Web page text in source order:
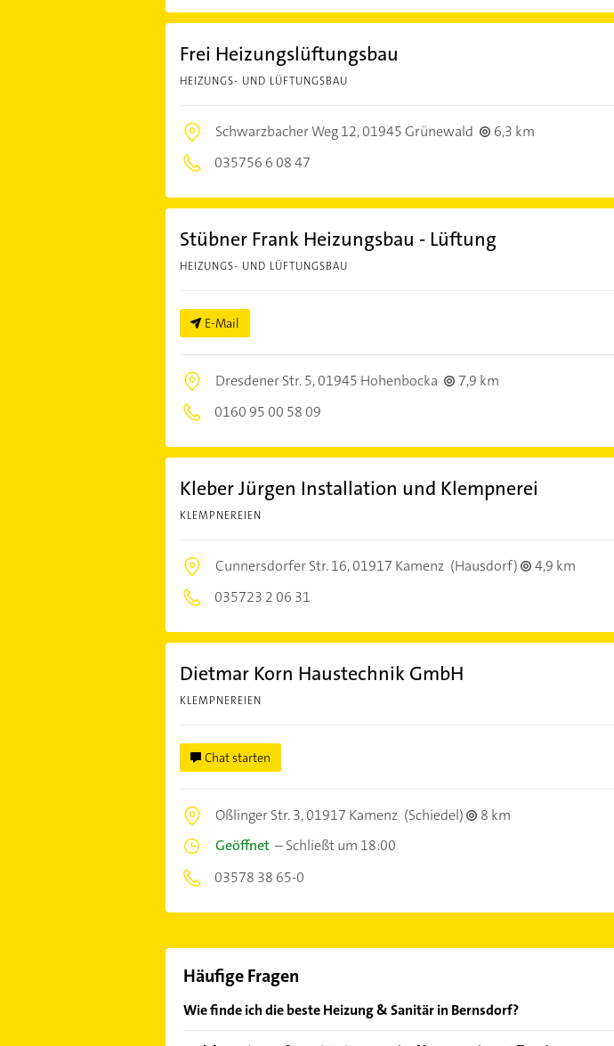
Frei Heizungslüftungsbau
HEIZUNGS- UND LÜFTUNGSBAU
Schwarzbacher Weg 12,01945 Grünewald
6,3 km
035756 6 08 47
Stübner Frank Heizungsbau - Lüftung
HEIZUNGS- UND LÜFTUNGSBAU
E-Mail
Dresdener Str. 5,01945 Hohenbocka
7,9 km
0160 95 00 58 09
Kleber Jürgen Installation und Klempnerei
KLEMPNEREIEN
Cunnersdorfer Str. 16,01917 Kamenz (Hausdorf)
4,9 km
035723 2 06 31
Dietmar Korn Haustechnik GmbH
KLEMPNEREIEN
Chat starten
Oßlinger Str. 3,01917 Kamenz (Schiedel)
8 km
Geöffnet–Schließt um 18:00
03578 38 65-0
Häufige Fragen
Wie finde ich die beste Heizung & Sanitär in Bernsdorf?